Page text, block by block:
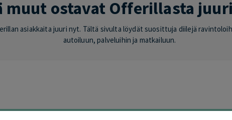
muut ostavat Offerillasta
asiakkaita juuri nyt. Tältä sivulta löydät suosittuja diilejä
autoiluun, palveluihin ja matkailuun.